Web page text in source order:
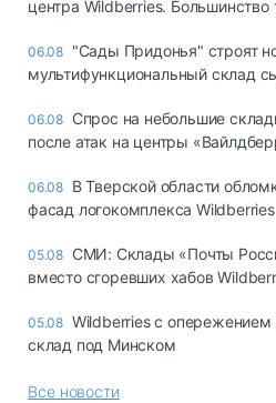
центра Wildberries. Большинство
06.08 "Сады Придонья" строят
мультифункциональный склад
06.08 Спрос на небольшие
после атак на центры
06.08 В Тверской области
фасад логокомплекса Wildberries
05.08 СМИ: Склады «Почты
вместо сгоревших хабов
05.08 Wildberries с опережением
склад под Минском
Все новости